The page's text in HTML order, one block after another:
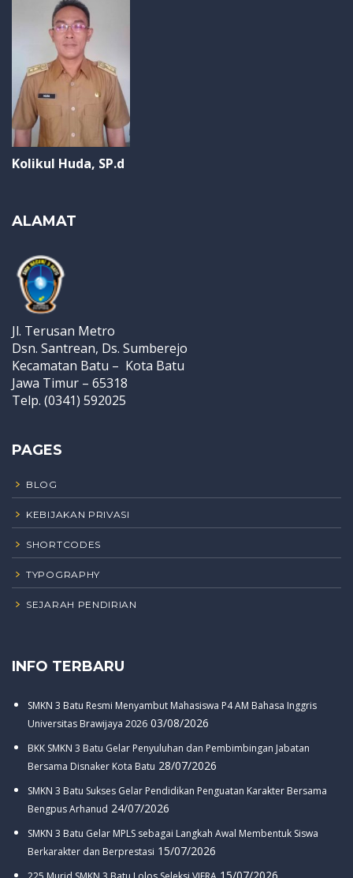
Kolikul Huda, SP.d
ALAMAT
Jl. Terusan Metro
Dsn. Santrean, Ds. Sumberejo
Kecamatan Batu – Kota Batu
Jawa Timur – 65318
Telp. (0341) 592025
PAGES
BLOG
KEBIJAKAN PRIVASI
SHORTCODES
TYPOGRAPHY
SEJARAH PENDIRIAN
INFO TERBARU
SMKN 3 Batu Resmi Menyambut Mahasiswa P4 AM Bahasa Inggris
Universitas Brawijaya 2026 03/08/2026
BKK SMKN 3 Batu Gelar Penyuluhan dan Pembimbingan Jabatan
Bersama Disnaker Kota Batu 28/07/2026
SMKN 3 Batu Sukses Gelar Pendidikan Penguatan Karakter Bersama
Bengpus Arhanud 24/07/2026
SMKN 3 Batu Gelar MPLS sebagai Langkah Awal Membentuk Siswa
Berkarakter dan Berprestasi 15/07/2026